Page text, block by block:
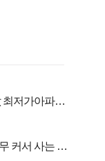
최저가아파트
커서 사는 게